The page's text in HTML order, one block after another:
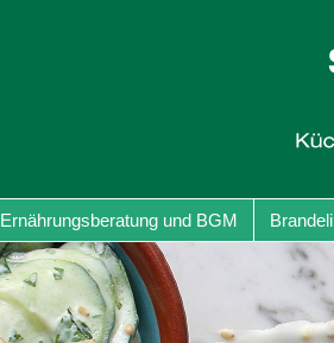
Ernährungsberatung und BGM Brandeli